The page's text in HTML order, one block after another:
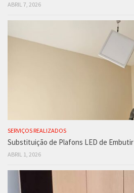
ABRIL 7, 2026
SERVIÇOS REALIZADOS
Substituição de Plafons LED de Embutir
ABRIL 1, 2026